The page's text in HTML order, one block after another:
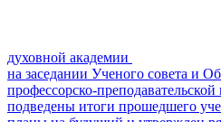
духовной академии
на заседании Ученого совета и
профессорско-
подведены итоги прошедшего